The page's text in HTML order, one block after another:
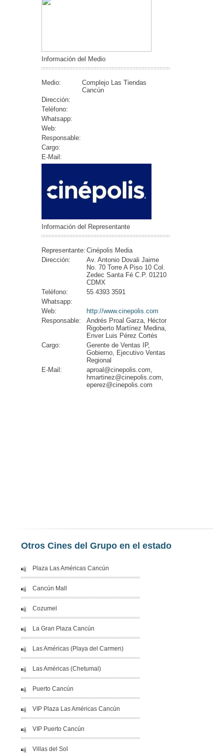
Información del Medio
Medio:
Complejo Las Tiendas
Cancún
Dirección:
Teléfono:
Whatsapp:
Web:
Responsable:
Cargo:
E-Mail:
Información del Representante
Representante: Cinépolis Media
Dirección:
Av. Antonio Dovali Jaime
No. 70 Torre A Piso 10 Col.
Zedec Santa Fé C.P. 01210
CDMX
Teléfono:
55 4393 3591
Whatsapp:
Web:
http://www.cinepolis.com
Responsable:
Andrés Proal Garza, Héctor
Rigoberto Martínez Medina,
Enver Luis Pérez Cortés
Cargo:
Gerente de Ventas IP,
Gobierno, Ejecutivo Ventas
Regional
E-Mail:
aproal@cinepolis.com,
hmartinez@cinepolis.com,
eperez@cinepolis.com
Otros Cines del Grupo en el estado
Plaza Las Américas Cancún
Cancún Mall
Cozumel
La Gran Plaza Cancún
Las Américas (Playa del Carmen)
Las Américas (Chetumal)
Puerto Cancún
VIP Plaza Las Américas Cancún
VIP Puerto Cancún
Villas del Sol